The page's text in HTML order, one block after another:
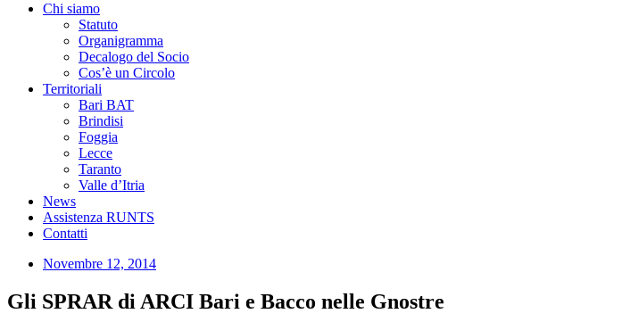
Chi siamo
Statuto
Organigramma
Decalogo del Socio
Cos’è un Circolo
Territoriali
Bari BAT
Brindisi
Foggia
Lecce
Taranto
Valle d’Itria
News
Assistenza RUNTS
Contatti
Novembre 12, 2014
Gli SPRAR di ARCI Bari e Bacco nelle Gnostre